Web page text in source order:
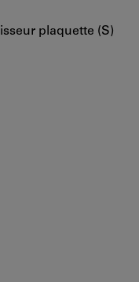
plaquette (S)